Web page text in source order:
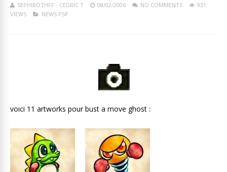
SEPHIROTHFF - CEDRIC T 08/02/2006 NO COMMENTS
931
VIEWS
NEWS PSP
voici 11 artworks pour bust a move ghost :